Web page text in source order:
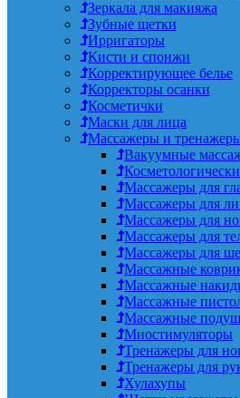
Зеркала для макияжа
Зубные щетки
Ирригаторы
Кисти и спонжи
Корректирующее белье
Корректоры осанки
Косметички
Маски для лица
Массажеры и
Вакуумные
Массажеры для
Массажеры для
Массажеры для
Массажеры для
Массажеры для
Массажные
Массажные
Массажные
Массажные
Миостимуляторы
Тренажеры для
Тренажеры для
Хулахупы